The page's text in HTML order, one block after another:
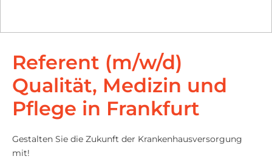
Referent (m/w/d)
Qualität, Medizin und
Pflege in Frankfurt
Gestalten Sie die Zukunft der Krankenhausversorgung
mit!